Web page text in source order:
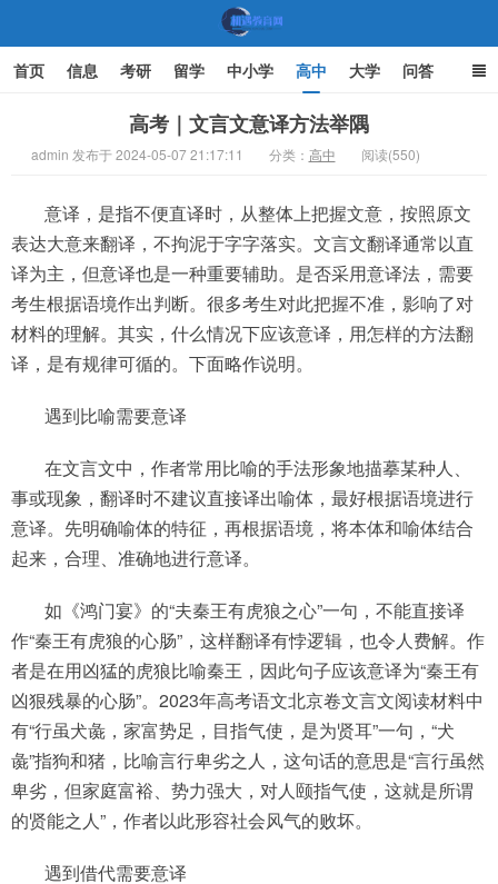
首页 信息 考研 留学 中小学 高中 大学 问答
高考｜文言文意译方法举隅
admin 发布于 2024-05-07 21:17:11 分类： 高中 阅读(550)
意译，是指不便直译时，从整体上把握文意，按照原文
表达大意来翻译，不拘泥于字字落实。文言文翻译通常以直
译为主，但意译也是一种重要辅助。是否采用意译法，需要
考生根据语境作出判断。很多考生对此把握不准，影响了对
材料的理解。其实，什么情况下应该意译，用怎样的方法翻
译，是有规律可循的。下面略作说明。
遇到比喻需要意译
在文言文中，作者常用比喻的手法形象地描摹某种人、
事或现象，翻译时不建议直接译出喻体，最好根据语境进行
意译。先明确喻体的特征，再根据语境，将本体和喻体结合
起来，合理、准确地进行意译。
如《鸿门宴》的“夫秦王有虎狼之心”一句，不能直接译
作“秦王有虎狼的心肠”，这样翻译有悖逻辑，也令人费解。作
者是在用凶猛的虎狼比喻秦王，因此句子应该意译为“秦王有
凶狠残暴的心肠”。2023年高考语文北京卷文言文阅读材料中
有“行虽犬彘，家富势足，目指气使，是为贤耳”一句，“犬
彘”指狗和猪，比喻言行卑劣之人，这句话的意思是“言行虽然
卑劣，但家庭富裕、势力强大，对人颐指气使，这就是所谓
的贤能之人”，作者以此形容社会风气的败坏。
遇到借代需要意译